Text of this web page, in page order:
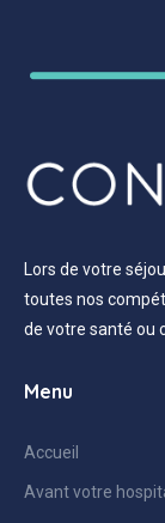
Lors de votre
toutes nos
de votre santé ou
Menu
Accueil
Avant votre